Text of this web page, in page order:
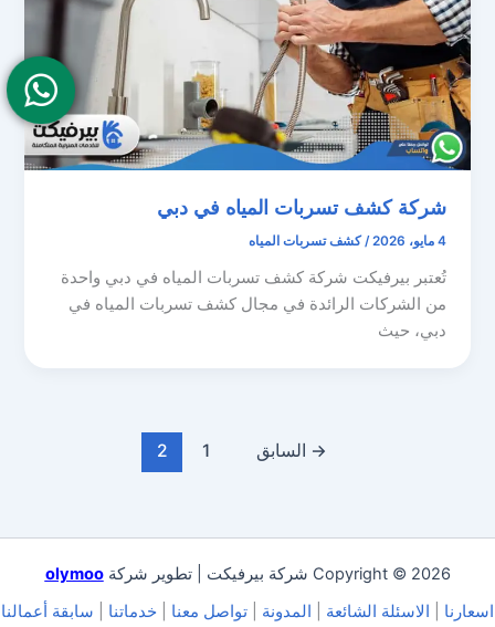
شركة كشف تسربات المياه في دبي
4 مايو، 2026 /كشف تسربات المياه
تُعتبر بيرفيكت شركة كشف تسربات المياه في دبي واحدة
من الشركات الرائدة في مجال كشف تسربات المياه في
دبي، حيث
→ السابق 1
2
Copyright © 2026 شركة بيرفيكت | تطوير شركة
olymoo
اسعارنا
الاسئلة الشائعة المدونة تواصل معنا خدماتنا سابقة أعمالنا